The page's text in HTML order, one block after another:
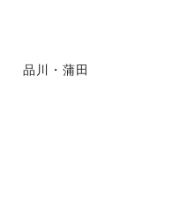
品川・蒲田